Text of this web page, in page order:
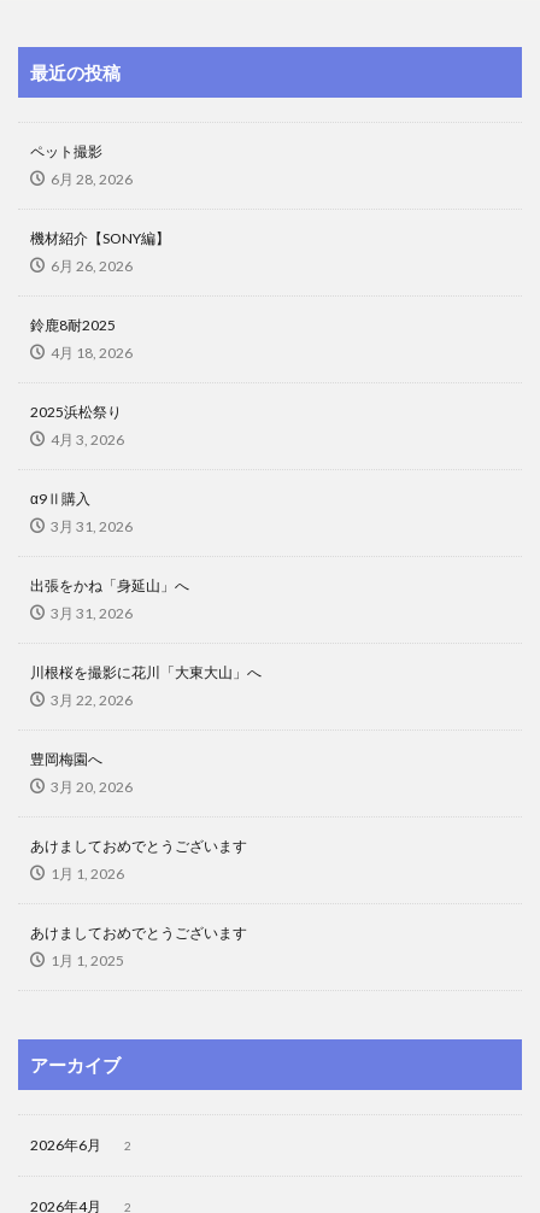
最近の投稿
ペット撮影
6月 28, 2026
機材紹介【SONY編】
6月 26, 2026
鈴鹿8耐2025
4月 18, 2026
2025浜松祭り
4月 3, 2026
α9Ⅱ購入
3月 31, 2026
出張をかね「身延山」へ
3月 31, 2026
川根桜を撮影に花川「大東大山」へ
3月 22, 2026
豊岡梅園へ
3月 20, 2026
あけましておめでとうございます
1月 1, 2026
あけましておめでとうございます
1月 1, 2025
アーカイブ
2026年6月 2
2026年4月 2